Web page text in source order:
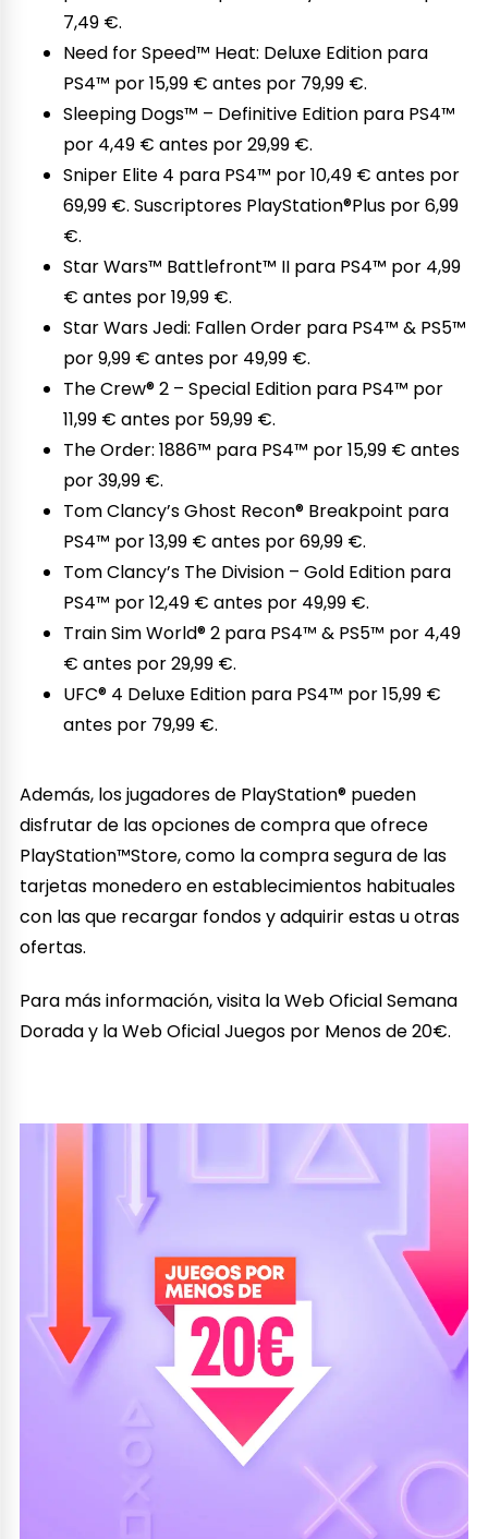
7,49 €.
Need for Speed™ Heat: Deluxe Edition para
PS4™ por 15,99 € antes por 79,99 €.
Sleeping Dogs™ – Definitive Edition para PS4™
por 4,49 € antes por 29,99 €.
Sniper Elite 4 para PS4™ por 10,49 € antes por
69,99 €. Suscriptores PlayStation®Plus por 6,99
€.
Star Wars™ Battlefront™ II para PS4™ por 4,99
€ antes por 19,99 €.
Star Wars Jedi: Fallen Order para PS4™ & PS5™
por 9,99 € antes por 49,99 €.
The Crew® 2 – Special Edition para PS4™ por
11,99 € antes por 59,99 €.
The Order: 1886™ para PS4™ por 15,99 € antes
por 39,99 €.
Tom Clancy’s Ghost Recon® Breakpoint para
PS4™ por 13,99 € antes por 69,99 €.
Tom Clancy’s The Division – Gold Edition para
PS4™ por 12,49 € antes por 49,99 €.
Train Sim World® 2 para PS4™ & PS5™ por 4,49
€ antes por 29,99 €.
UFC® 4 Deluxe Edition para PS4™ por 15,99 €
antes por 79,99 €.
Además, los jugadores de PlayStation® pueden
disfrutar de las opciones de compra que ofrece
PlayStation™Store, como la compra segura de las
tarjetas monedero en establecimientos habituales
con las que recargar fondos y adquirir estas u otras
ofertas.
Para más información, visita la Web Oficial Semana
Dorada y la Web Oficial Juegos por Menos de 20€.